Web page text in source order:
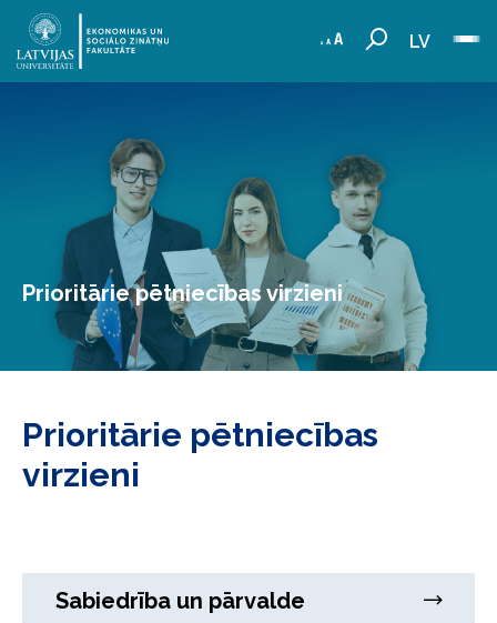
LV
Prioritārie pētniecības virzieni
Prioritārie pētniecības
virzieni
Sabiedrība un pārvalde